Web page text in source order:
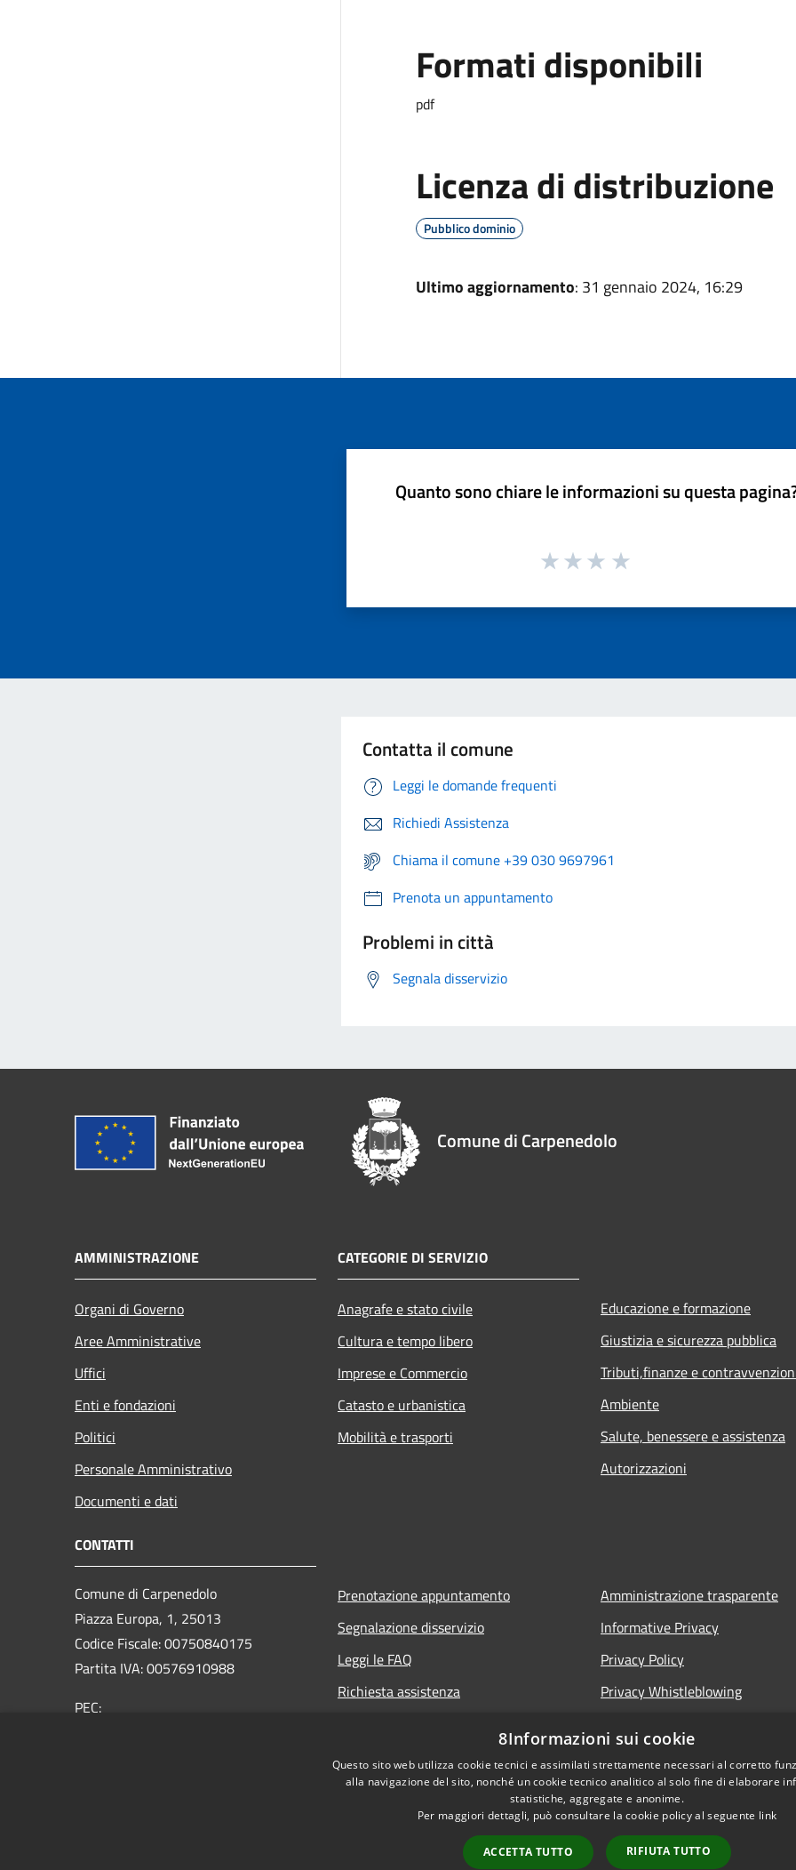
Formati disponibili
pdf
Licenza di distribuzione
Pubblico dominio
Ultimo aggiornamento: 31 gennaio 2024, 16:29
Quanto sono chiare le informazioni su questa
Contatta il comune
Leggi le domande frequenti
Richiedi Assistenza
Chiama il comune +39 030 9697961
Prenota un appuntamento
Problemi in città
Segnala disservizio
Comune di Carpenedolo
AMMINISTRAZIONE
Organi di Governo
Aree Amministrative
Uffici
Enti e fondazioni
Politici
Personale Amministrativo
Documenti e dati
CATEGORIE DI SERVIZIO
Anagrafe e stato civile
Cultura e tempo libero
Imprese e Commercio
Catasto e urbanistica
Mobilità e trasporti
Educazione e formazione
Giustizia e sicurezza pubblica
Tributi,finanze e
Ambiente
Salute, benessere e assistenza
Autorizzazioni
CONTATTI
Comune di Carpenedolo
Piazza Europa, 1, 25013
Codice Fiscale: 00750840175
Partita IVA: 00576910988
PEC:
Prenotazione appuntamento
Segnalazione disservizio
Leggi le FAQ
Richiesta assistenza
Amministrazione trasparente
Informative Privacy
Privacy Policy
Privacy Whistleblowing
Copyright © 2026 •
8Informazioni sui cookie
Questo sito web utilizza cookie tecnici e assimilati strettamente necessari al corretto
alla navigazione del sito, nonché un cookie tecnico analitico al solo fine di elaborare
statistiche, aggregate e anonime.
Per maggiori dettagli, può consultare la cookie policy al seguente link
ACCETTA TUTTO RIFIUTA TUTTO